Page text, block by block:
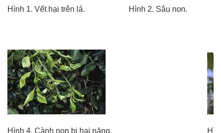
Hình 1. Vết hại trên lá. Hình 2. Sâu non.
Hình 4. Cành non bị hại nặng.